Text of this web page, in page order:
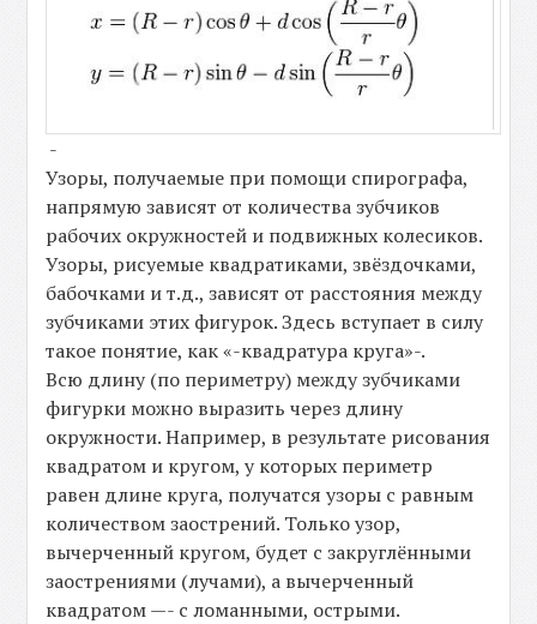
-
Узоры, получаемые при помощи спирографа,
напрямую зависят от количества зубчиков
рабочих окружностей и подвижных колесиков.
Узоры, рисуемые квадратиками, звёздочками,
бабочками и т.д., зависят от расстояния между
зубчиками этих фигурок. Здесь вступает в силу
такое понятие, как «-квадратура круга»-.
Всю длину (по периметру) между зубчиками
фигурки можно выразить через длину
окружности. Например, в результате рисования
квадратом и кругом, у которых периметр
равен длине круга, получатся узоры с равным
количеством заострений. Только узор,
вычерченный кругом, будет с закруглёнными
заострениями (лучами), а вычерченный
квадратом —- с ломанными, острыми.